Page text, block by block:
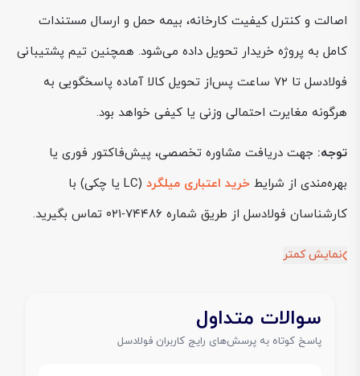
اصالت و کنترل کیفیت کارخانه، بیمه حمل و ارسال مستندات
کامل به پروژه خریدار تحویل داده می‌شود. همچنین تیم پشتیبانی
فولادسل تا ۷۲ ساعت پس‌از تحویل کالا آماده پاسخگویی به
هرگونه مغایرت احتمالی وزنی یا کیفی خواهد بود.
توجه: جهت دریافت مشاوره تخصصی، پیش‌فاکتور فوری یا
بهره‌مندی از شرایط خرید اعتباری میلگرد
(LC یا چکی) با
کارشناسان فولادسل از طریق شماره ۷۴۴۸۶‑۰۲۱ تماس بگیرید.
نمایش کمتر
سوالات متداول
پاسخ کوتاه به پرسش‌های رایج کاربران فولادسل